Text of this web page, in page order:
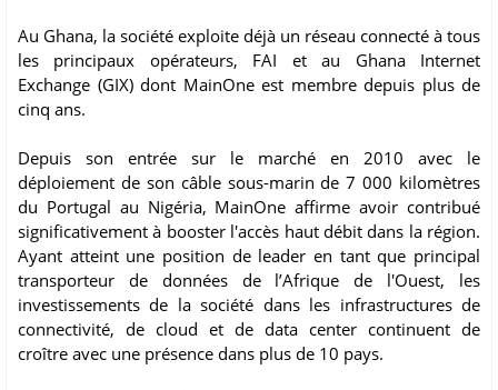
Au Ghana, la société exploite déjà un réseau connecté à tous
les principaux opérateurs, FAI et au Ghana Internet
Exchange (GIX) dont MainOne est membre depuis plus de
cinq ans.
Depuis son entrée sur le marché en 2010 avec le
déploiement de son câble sous-marin de 7 000 kilomètres
du Portugal au Nigéria, MainOne affirme avoir contribué
significativement à booster l'accès haut débit dans la région.
Ayant atteint une position de leader en tant que principal
transporteur de données de l’Afrique de l'Ouest, les
investissements de la société dans les infrastructures de
connectivité, de cloud et de data center continuent de
croître avec une présence dans plus de 10 pays.